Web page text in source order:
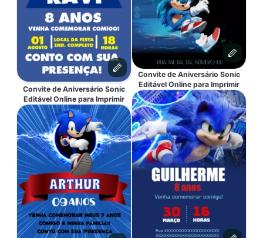
Convite de Aniversário Sonic
Editável Online para Imprimir
Convite de Aniversário Sonic
Editável Online para Imprimir